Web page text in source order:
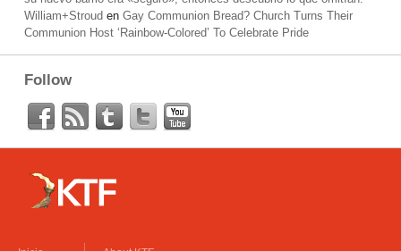
William+Stroud en Gay Communion Bread? Church Turns Their
Communion Host ‘Rainbow-Colored’ To Celebrate Pride
Follow